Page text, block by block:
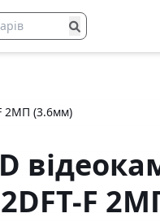
2МП (3.6мм)
F